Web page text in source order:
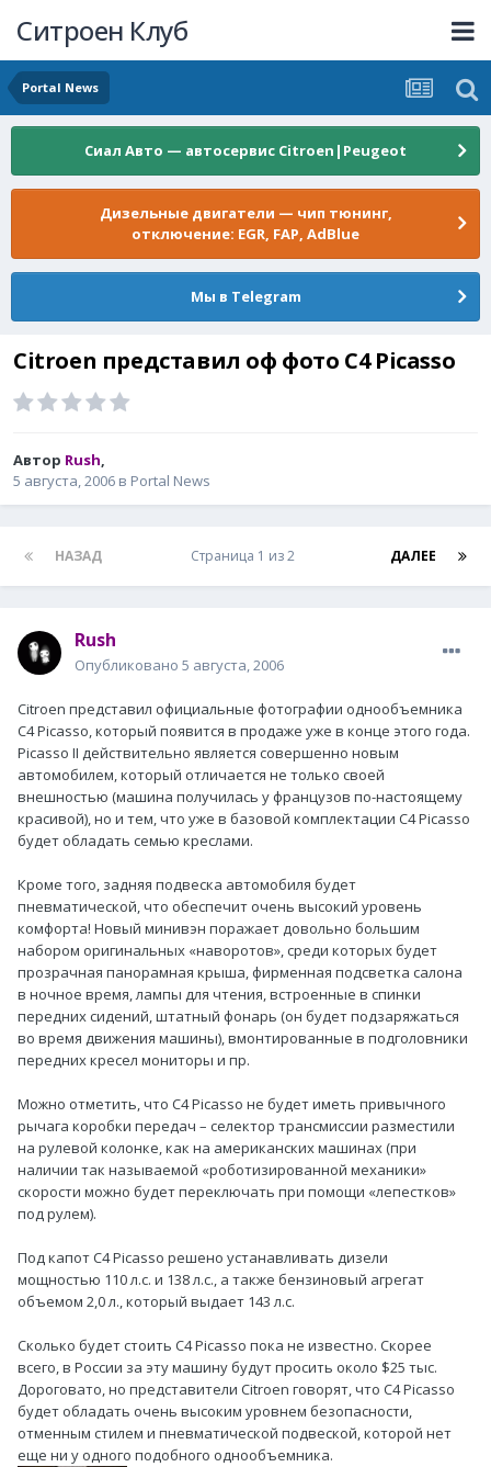
Ситроен Клуб
Portal News
Сиал Авто — автосервис Citroen|Peugeot
Дизельные двигатели — чип тюнинг,
отключение: EGR, FAP, AdBlue
Мы в Telegram
Citroen представил оф фото С4 Picasso
Автор Rush,
5 августа, 2006 в Portal News
НАЗАД ДАЛЕЕ
Страница 1 из 2
Rush
Опубликовано 5 августа, 2006
Citroen представил официальные фотографии однообъемника
С4 Picasso, который появится в продаже уже в конце этого года.
Picasso II действительно является совершенно новым
автомобилем, который отличается не только своей
внешностью (машина получилась у французов по-настоящему
красивой), но и тем, что уже в базовой комплектации С4 Picasso
будет обладать семью креслами.
Кроме того, задняя подвеска автомобиля будет
пневматической, что обеспечит очень высокий уровень
комфорта! Новый минивэн поражает довольно большим
набором оригинальных «наворотов», среди которых будет
прозрачная панорамная крыша, фирменная подсветка салона
в ночное время, лампы для чтения, встроенные в спинки
передних сидений, штатный фонарь (он будет подзаряжаться
во время движения машины), вмонтированные в подголовники
передних кресел мониторы и пр.
Можно отметить, что C4 Picasso не будет иметь привычного
рычага коробки передач – селектор трансмиссии разместили
на рулевой колонке, как на американских машинах (при
наличии так называемой «роботизированной механики»
скорости можно будет переключать при помощи «лепестков»
под рулем).
Под капот C4 Picasso решено устанавливать дизели
мощностью 110 л.с. и 138 л.с., а также бензиновый агрегат
объемом 2,0 л., который выдает 143 л.с.
Сколько будет стоить C4 Picasso пока не известно. Скорее
всего, в России за эту машину будут просить около $25 тыс.
Дороговато, но представители Citroen говорят, что C4 Picasso
будет обладать очень высоким уровнем безопасности,
отменным стилем и пневматической подвеской, которой нет
еще ни у одного подобного однообъемника.